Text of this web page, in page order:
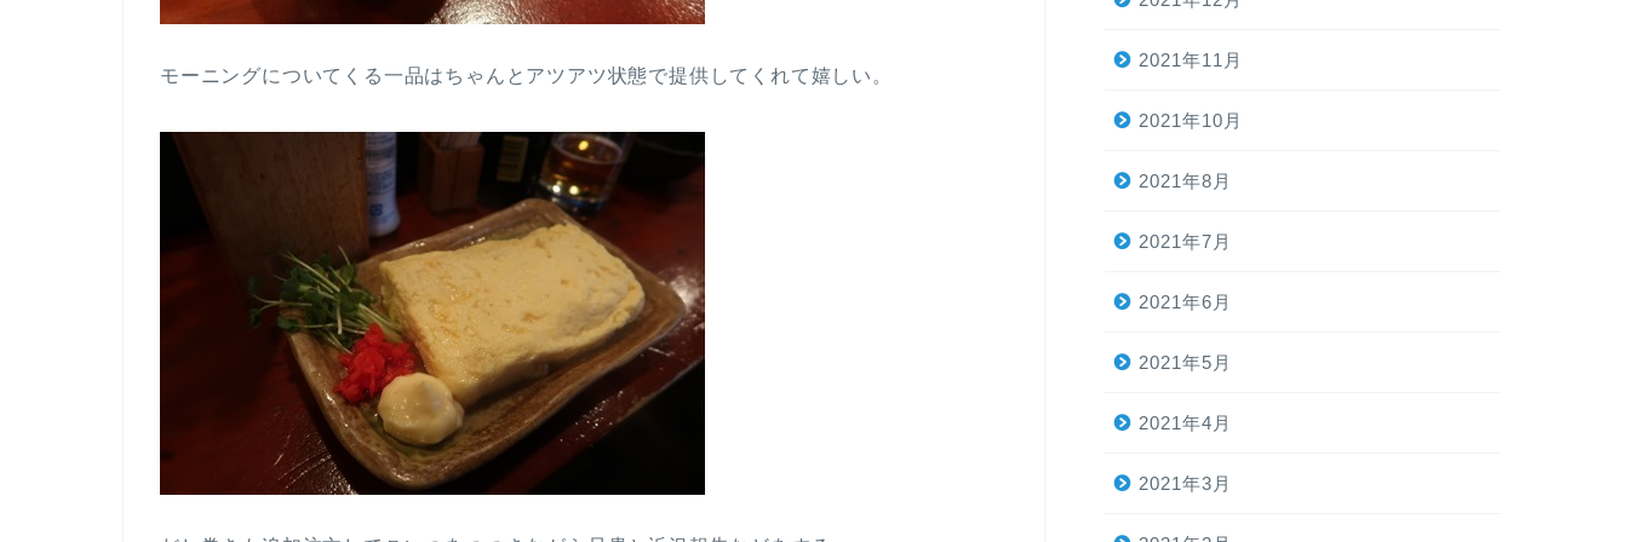
モーニングについてくる一品はちゃんとアツアツ状態で提供してくれて嬉しい。
2021年11月
2021年10月
2021年8月
2021年7月
2021年6月
2021年5月
2021年4月
2021年3月